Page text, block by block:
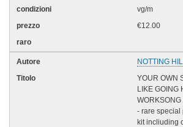
vg/m
€12.00
NOTTING
YOUR OWN
LIKE GOING
- rare special
kit incliuding